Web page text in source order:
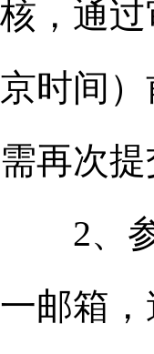
核，通
京时间
需再次
2、参
一邮箱，